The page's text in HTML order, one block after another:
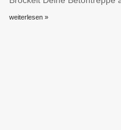
weiterlesen »